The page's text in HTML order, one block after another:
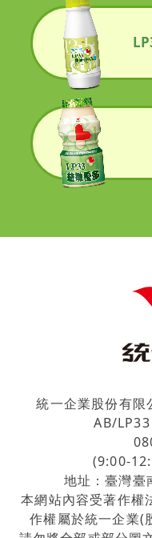
統一企業股份有
AB/LP33
(9:00-
地址：臺灣臺
本網站內容受著作權
作權屬於統一企業(